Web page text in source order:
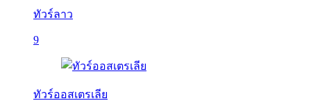
ทัวร์ลาว
9
ทัวร์ออสเตรเลีย